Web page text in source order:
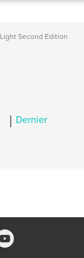
Second Edition
| Dernier